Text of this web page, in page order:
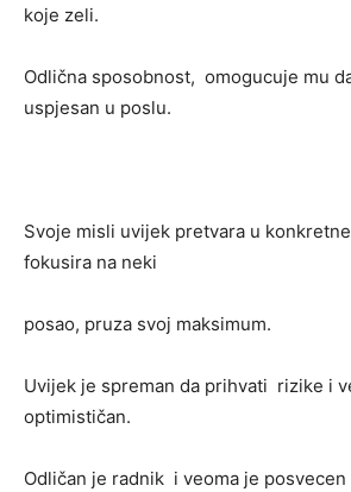
koje zeli.
Odlična sposobnost, omogucuje mu
uspjesan u poslu.
Svoje misli uvijek pretvara u
fokusira na neki
posao, pruza svoj maksimum.
Uvijek je spreman da prihvati rizike i
optimističan.
Odličan je radnik i veoma je